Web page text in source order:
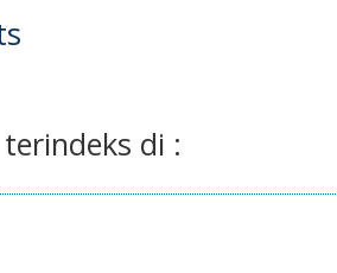
terindeks di :